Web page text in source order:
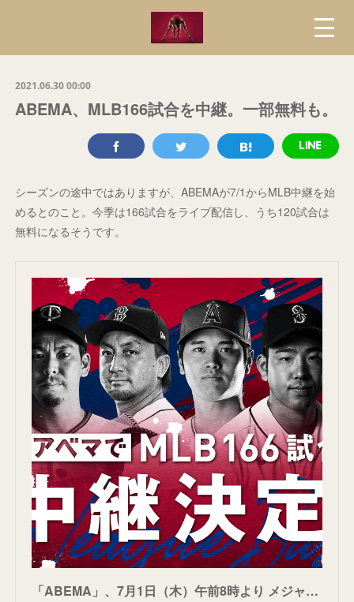
2021.06.30 00:00
ABEMA、MLB166試合を中継。一部無料も。
シーズンの途中ではありますが、ABEMAが7/1からMLB中継を始
めるとのこと。今季は166試合をライブ配信し、うち120試合は
無料になるそうです。
「ABEMA」、7月1日（木）午前8時より メジャーリーグベースボールのレギュラーシーズン公式試合、166試合を完全生中継